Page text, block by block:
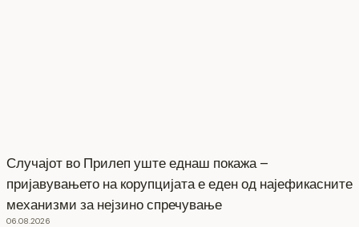
Случајот во Прилеп уште еднаш покажа –
пријавувањето на корупцијата е еден од најефикасните
механизми за нејзино спречување
06.08.2026